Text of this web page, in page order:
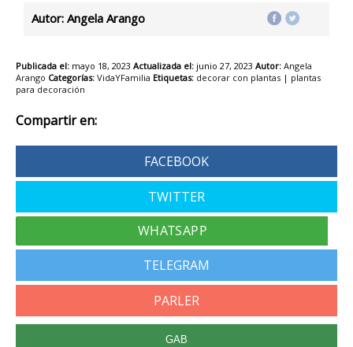
Autor: Angela Arango
Publicada el: mayo 18, 2023 Actualizada el: junio 27, 2023 Autor: Angela
Arango Categorías: VidaYFamilia Etiquetas: decorar con plantas | plantas
para decoración
Compartir en:
FACEBOOK
TWITTER
TELEGRAM
PARLER
GAB